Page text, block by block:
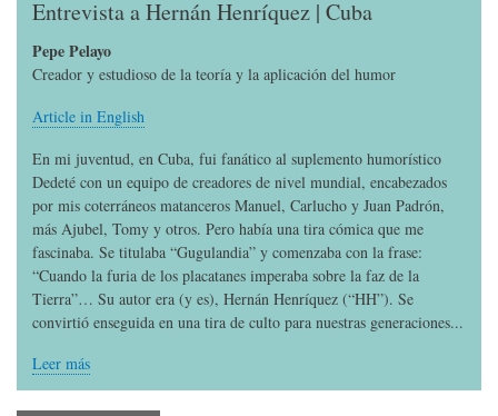
Entrevista a Hernán Henríquez | Cuba
Pepe Pelayo
Creador y estudioso de la teoría y la aplicación del humor
Article in English
En mi juventud, en Cuba, fui fanático al suplemento humorístico
Dedeté con un equipo de creadores de nivel mundial, encabezados
por mis coterráneos matanceros Manuel, Carlucho y Juan Padrón,
más Ajubel, Tomy y otros. Pero había una tira cómica que me
fascinaba. Se titulaba “Gugulandia” y comenzaba con la frase:
“Cuando la furia de los placatanes imperaba sobre la faz de la
Tierra”… Su autor era (y es), Hernán Henríquez (“HH”). Se
convirtió enseguida en una tira de culto para nuestras generaciones...
Leer más